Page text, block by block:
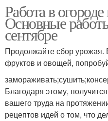
Работа в
Основные
сентябре
Продолжайте сбор урожая.
фруктов и овощей,
Благодаря этому,
вашего труда на
рецептов идей о том, что